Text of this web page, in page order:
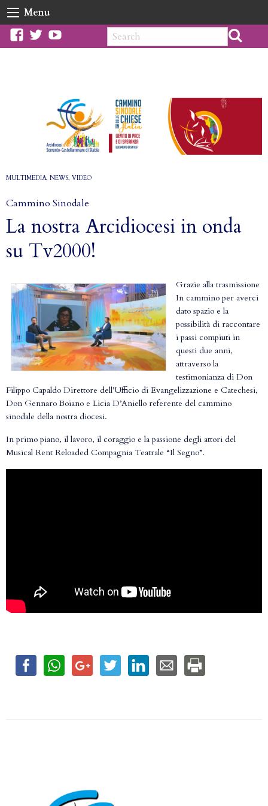
Skip
to
content
Menu
facebook
twitteryoutube
MULTIMEDIA, NEWS, VIDEO
Cammino Sinodale
La nostra Arcidiocesi in onda
su Tv2000!
Grazie alla trasmissione
In cammino per averci
dato spazio e la
possibilità di raccontare
i passi compiuti in
questi due anni,
attraverso la
testimonianza di Don
Filippo Capaldo Direttore dell’Ufficio di Evangelizzazione e Catechesi,
Don Gennaro Boiano e Licia D’Aniello referente del cammino
sinodale della nostra diocesi.
In primo piano, il lavoro, il coraggio e la passione degli attori del
Musical Rent Reloaded Compagnia Teatrale “Il Segno”.